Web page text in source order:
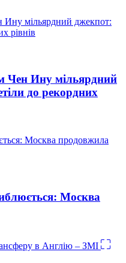
Чен Ину мільярдний
до рекордних
Москва